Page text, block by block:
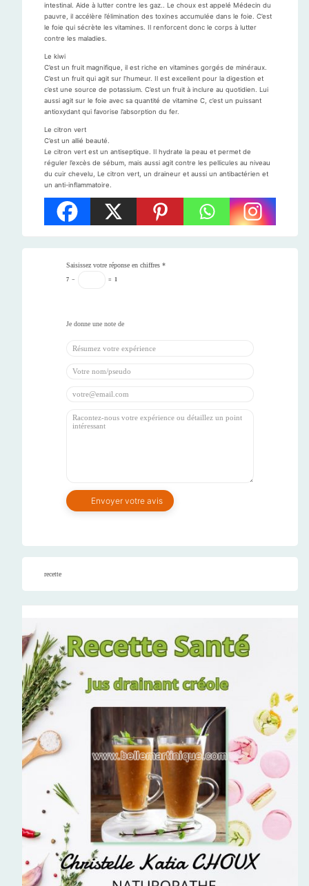
intestinal. Aide à lutter contre les gaz.. Le choux est appelé Médecin du
pauvre, il accélère l’élimination des toxines accumulée dans le foie. C’est
le foie qui sécrète les vitamines. Il renforcent donc le corps à lutter
contre les maladies.
Le kiwi
C’est un fruit magnifique, il est riche en vitamines gorgés de minéraux.
C’est un fruit qui agit sur l’humeur. Il est excellent pour la digestion et
c’est une source de potassium. C’est un fruit à inclure au quotidien. Lui
aussi agit sur le foie avec sa quantité de vitamine C, c’est un puissant
antioxydant qui favorise l’absorption du fer.
Le citron vert
C’est un allié beauté.
Le citron vert est un antiseptique. Il hydrate la peau et permet de
réguler l’excès de sébum, mais aussi agit contre les pellicules au niveau
du cuir chevelu, Le citron vert, un draineur et aussi un antibactérien et
un anti-inflammatoire.
Saisissez votre réponse en chiffres *
7 − = 1
recette